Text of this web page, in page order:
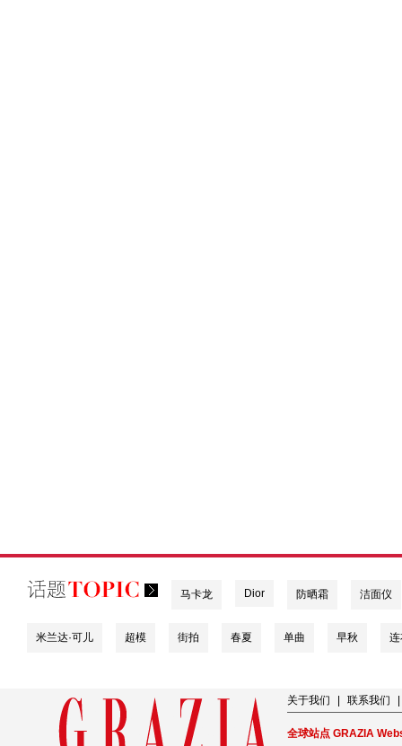
马卡龙 Dior 防晒霜 洁面仪
米兰达·可儿 超模 街拍 春夏 单曲 早秋
关于我们 联系我们
全球站点 GRAZIA